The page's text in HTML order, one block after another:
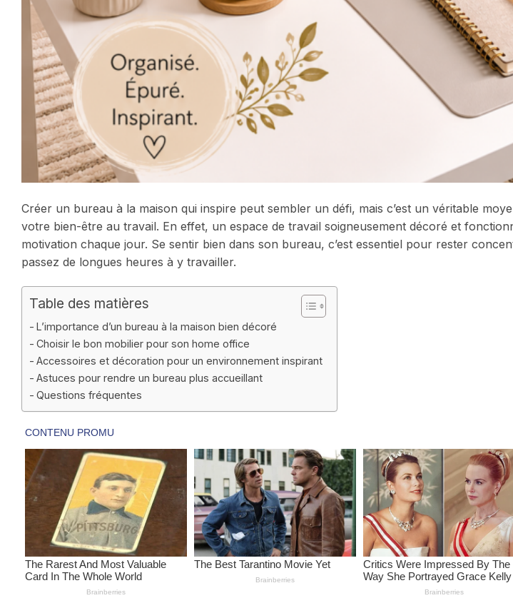
Créer un bureau à la maison qui inspire peut sembler un défi, mais c’est un véritable
votre bien-être au travail. En effet, un espace de travail soigneusement décoré et
motivation chaque jour. Se sentir bien dans son bureau, c’est essentiel pour rester
passez de longues heures à y travailler.
Table des matières
L’importance d’un bureau à la maison bien décoré
Choisir le bon mobilier pour son home office
Accessoires et décoration pour un environnement inspirant
Astuces pour rendre un bureau plus accueillant
Questions fréquentes